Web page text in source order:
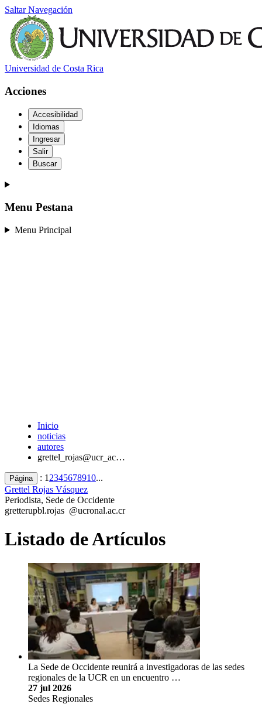
Saltar Navegación
Universidad de Costa Rica
Acciones
Accesibilidad
Idiomas
Ingresar
Salir
Buscar
Menu Pestana
Menu Principal
Inicio
noticias
autores
grettel_rojas@ucr_ac…
Página : 1 2345678910...
Grettel Rojas Vásquez
Periodista, Sede de Occidente
gretterupbl.rojas @ucronal.ac.cr
Listado de Artículos
La Sede de Occidente reunirá a investigadoras de las sedes
regionales de la UCR en un encuentro …
27 jul 2026
Sedes Regionales